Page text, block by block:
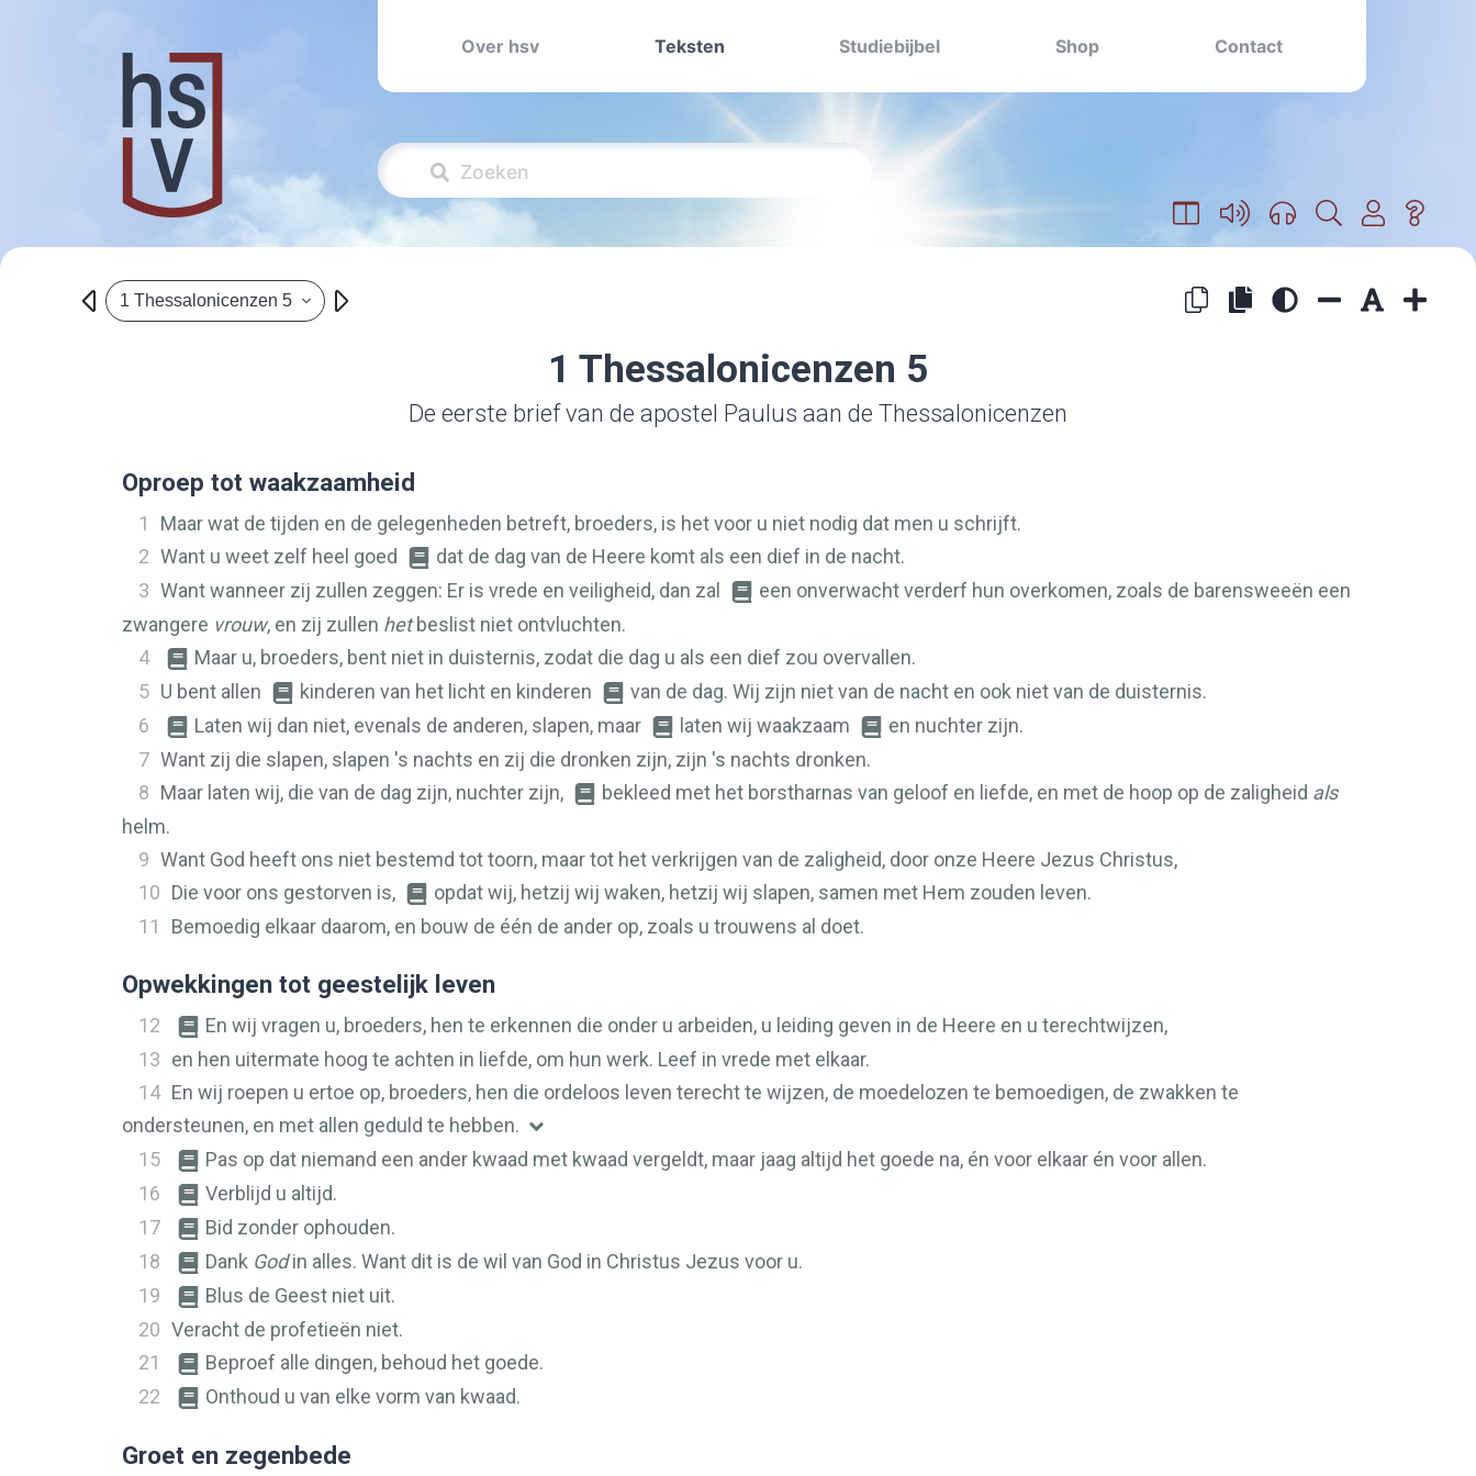
Over hsv Teksten Studiebijbel Shop Contact
1 Thessalonicenzen 5
1 Thessalonicenzen 5
De eerste brief van de apostel Paulus aan de Thessalonicenzen
Oproep tot waakzaamheid
1
Maar wat de tijden en de gelegenheden betreft, broeders, is het voor u niet nodig dat men u schrijft.
2 Want u weet zelf heel goed
dat de dag van de Heere komt als een dief in de nacht.
3 Want wanneer zij zullen zeggen: Er is vrede en veiligheid, dan zal
een onverwacht verderf hun overkomen, zoals de barensweeën een
zwangere vrouw, en zij zullen hetbeslist niet ontvluchten.
4
Maar u, broeders, bent niet in duisternis, zodat die dag u als een dief zou overvallen.
5 U bent allen kinderen van het licht en kinderen
van de dag. Wij zijn niet van de nacht en ook niet van de duisternis.
6
Laten wij dan niet, evenals de anderen, slapen, maar laten wij waakzaam
en nuchter zijn.
7 Want zij die slapen, slapen 's nachts en zij die dronken zijn, zijn 's nachts dronken.
8 Maar laten wij, die van de dag zijn, nuchter zijn, bekleed met het borstharnas van geloof en liefde, en met de hoop op de zaligheid als
helm.
9 Want God heeft ons niet bestemd tot toorn, maar tot het verkrijgen van de zaligheid, door onze Heere Jezus Christus,
10 Die voor ons gestorven is,
opdat wij, hetzij wij waken, hetzij wij slapen, samen met Hem zouden leven.
11
Bemoedig elkaar daarom, en bouw de één de ander op, zoals u trouwens al doet.
Opwekkingen tot geestelijk leven
12
En wij vragen u, broeders, hen te erkennen die onder u arbeiden, u leiding geven in de Heere en u terechtwijzen,
13 en hen uitermate hoog te achten in liefde, om hun werk. Leef in vrede met elkaar.
14 En wij roepen u ertoe op, broeders, hen die ordeloos leven terecht te wijzen, de moedelozen te bemoedigen, de zwakken te
ondersteunen, en met allen geduld te hebben.
15
Pas op dat niemand een ander kwaad met kwaad vergeldt, maar jaag altijd het goede na, én voor elkaar én voor allen.
16
Verblijd u altijd.
17
Bid zonder ophouden.
18
Dank Godin alles. Want dit is de wil van God in Christus Jezus voor u.
19
Blus de Geest niet uit.
20 Veracht de profetieën niet.
21
Beproef alle dingen, behoud het goede.
22
Onthoud u van elke vorm van kwaad.
Groet en zegenbede